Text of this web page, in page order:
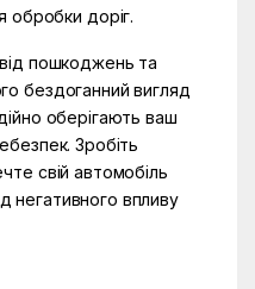
обробки доріг.
від пошкоджень та
бездоганний вигляд
оберігають ваш
Зробіть
свій автомобіль
негативного впливу